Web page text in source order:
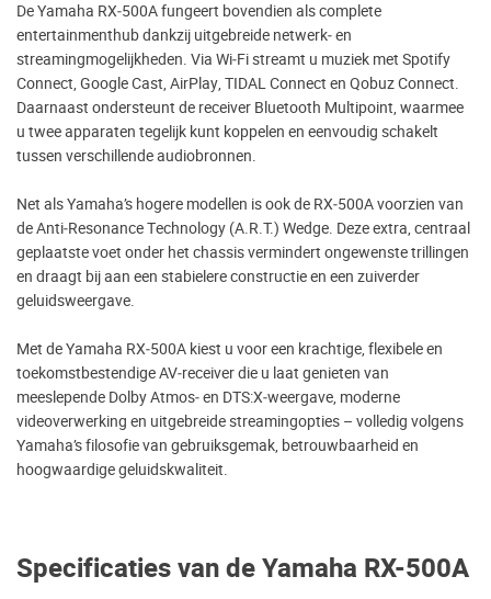
Specificaties van de Yamaha RX-500A
De Yamaha RX‑500A fungeert bovendien als complete
entertainmenthub dankzij uitgebreide netwerk‑ en
streamingmogelijkheden. Via Wi‑Fi streamt u muziek met Spotify
Connect, Google Cast, AirPlay, TIDAL Connect en Qobuz Connect.
Daarnaast ondersteunt de receiver Bluetooth Multipoint, waarmee
u twee apparaten tegelijk kunt koppelen en eenvoudig schakelt
tussen verschillende audiobronnen.
Net als Yamaha’s hogere modellen is ook de RX‑500A voorzien van
de Anti‑Resonance Technology (A.R.T.) Wedge. Deze extra, centraal
geplaatste voet onder het chassis vermindert ongewenste trillingen
en draagt bij aan een stabielere constructie en een zuiverder
geluidsweergave.
Met de Yamaha RX‑500A kiest u voor een krachtige, flexibele en
toekomstbestendige AV‑receiver die u laat genieten van
meeslepende Dolby Atmos‑ en DTS:X‑weergave, moderne
videoverwerking en uitgebreide streamingopties – volledig volgens
Yamaha’s filosofie van gebruiksgemak, betrouwbaarheid en
hoogwaardige geluidskwaliteit.